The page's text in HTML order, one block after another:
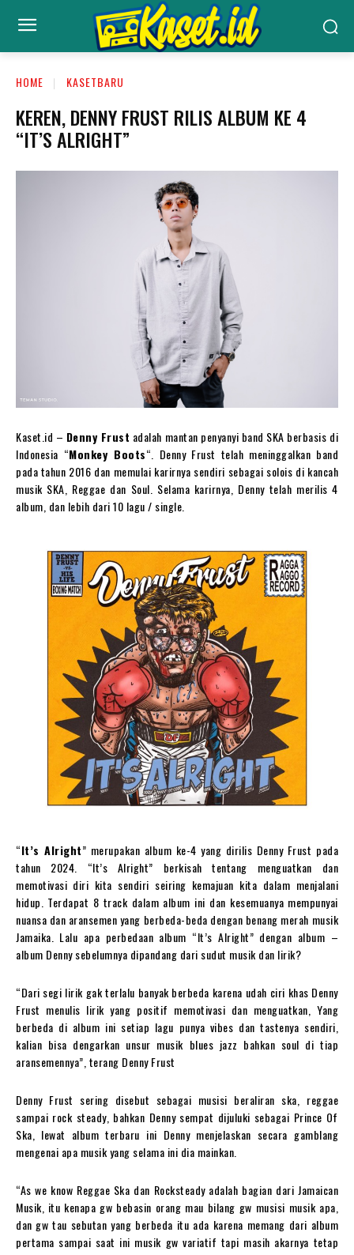
HOME KASETBARU
KEREN, DENNY FRUST RILIS ALBUM KE 4
“IT’S ALRIGHT”
Kaset.id – Denny Frust adalah mantan penyanyi band SKA berbasis di
Indonesia “Monkey Boots“. Denny Frust telah meninggalkan band
pada tahun 2016 dan memulai karirnya sendiri sebagai solois di kancah
musik SKA, Reggae dan Soul. Selama karirnya, Denny telah merilis 4
album, dan lebih dari 10 lagu / single.
“It’s Alright” merupakan album ke-4 yang dirilis Denny Frust pada
tahun 2024. “It’s Alright” berkisah tentang menguatkan dan
memotivasi diri kita sendiri seiring kemajuan kita dalam menjalani
hidup. Terdapat 8 track dalam album ini dan kesemuanya mempunyai
nuansa dan aransemen yang berbeda-beda dengan benang merah musik
Jamaika. Lalu apa perbedaan album “It’s Alright” dengan album –
album Denny sebelumnya dipandang dari sudut musik dan lirik?
“Dari segi lirik gak terlalu banyak berbeda karena udah ciri khas Denny
Frust menulis lirik yang positif memotivasi dan menguatkan, Yang
berbeda di album ini setiap lagu punya vibes dan tastenya sendiri,
kalian bisa dengarkan unsur musik blues jazz bahkan soul di tiap
aransemennya”, terang Denny Frust
Denny Frust sering disebut sebagai musisi beraliran ska, reggae
sampai rock steady, bahkan Denny sempat dijuluki sebagai Prince Of
Ska, lewat album terbaru ini Denny menjelaskan secara gamblang
mengenai apa musik yang selama ini dia mainkan.
“As we know Reggae Ska dan Rocksteady adalah bagian dari Jamaican
Musik, itu kenapa gw bebasin orang mau bilang gw musisi musik apa,
dan gw tau sebutan yang berbeda itu ada karena memang dari album
pertama sampai saat ini musik gw variatif tapi masih akarnya tetap